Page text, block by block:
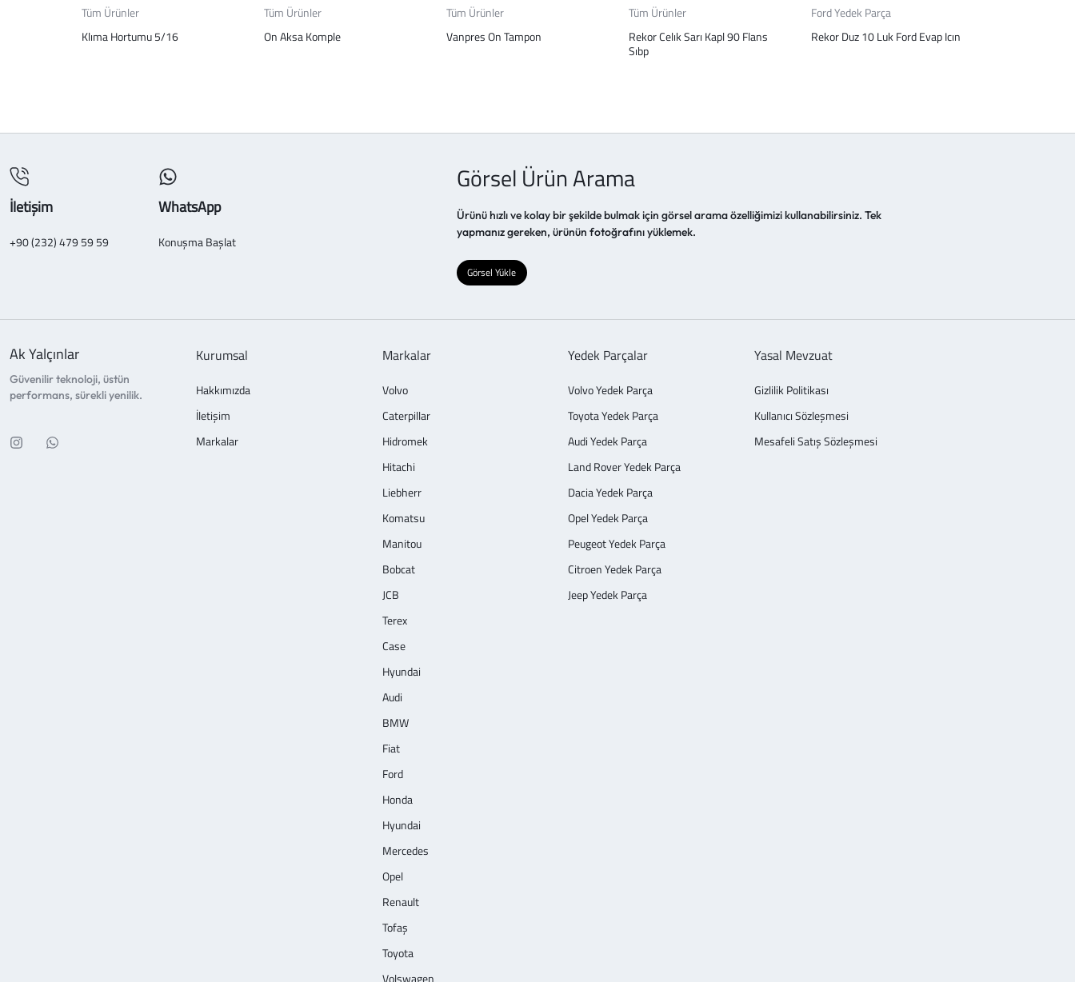
Tüm Ürünler
Klıma Hortumu 5/16
Tüm Ürünler
On Aksa Komple
Tüm Ürünler
Vanpres On Tampon
Tüm Ürünler
Rekor Celık Sarı Kapl 90 Flans
Sıbp
Ford Yedek Parça
Rekor Duz 10 Luk Ford Evap Icın
İletişim
+90 (232) 479 59 59
WhatsApp
Konuşma Başlat
Görsel Ürün Arama
Ürünü hızlı ve kolay bir şekilde bulmak için görsel arama özelliğimizi kullanabilirsiniz. Tek
yapmanız gereken, ürünün fotoğrafını yüklemek.
Görsel Yükle
Ak Yalçınlar
Güvenilir teknoloji, üstün
performans, sürekli yenilik.
Kurumsal
Hakkımızda
İletişim
Markalar
Markalar
Volvo
Caterpillar
Hidromek
Hitachi
Liebherr
Komatsu
Manitou
Bobcat
JCB
Terex
Case
Hyundai
Audi
BMW
Fiat
Ford
Honda
Hyundai
Mercedes
Opel
Renault
Tofaş
Toyota
Volswagen
Yedek Parçalar
Volvo Yedek Parça
Toyota Yedek Parça
Audi Yedek Parça
Land Rover Yedek Parça
Dacia Yedek Parça
Opel Yedek Parça
Peugeot Yedek Parça
Citroen Yedek Parça
Jeep Yedek Parça
Yasal Mevzuat
Gizlilik Politikası
Kullanıcı Sözleşmesi
Mesafeli Satış Sözleşmesi